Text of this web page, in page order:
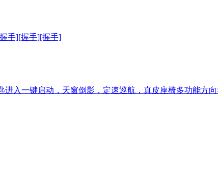
手][握手][握手]
进入一键启动，天窗倒影，定速巡航，真皮座椅多功能